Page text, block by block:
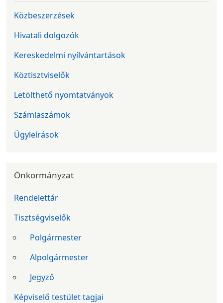
Közbeszerzések
Hivatali dolgozók
Kereskedelmi nyílvántartások
Köztisztviselők
Letölthető nyomtatványok
Számlaszámok
Ügyleírások
Önkormányzat
Rendelettár
Tisztségviselők
Polgármester
Alpolgármester
Jegyző
Képviselő testület tagjai